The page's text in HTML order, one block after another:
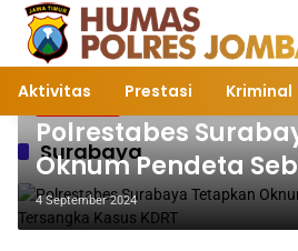
Langsung
konten
Aktivitas Prestasi Kriminal
Surabaya
Lintas Polres
Polrestabes
Oknum Pendeta
Tersangka Kasus
4 September 2024